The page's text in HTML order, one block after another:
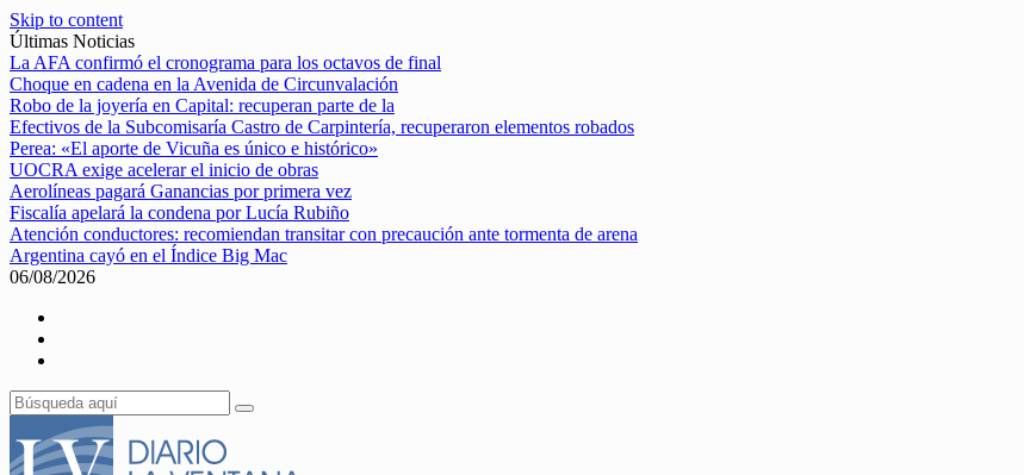
Skip to content
Últimas Noticias
La AFA confirmó el cronograma para los octavos de final
Choque en cadena en la Avenida de Circunvalación
Robo de la joyería en Capital: recuperan parte de la
Efectivos de la Subcomisaría Castro de Carpintería, recuperaron elementos robados
Perea: «El aporte de Vicuña es único e histórico»
UOCRA exige acelerar el inicio de obras
Aerolíneas pagará Ganancias por primera vez
Fiscalía apelará la condena por Lucía Rubiño
Atención conductores: recomiendan transitar con precaución ante tormenta de arena
Argentina cayó en el Índice Big Mac
06/08/2026